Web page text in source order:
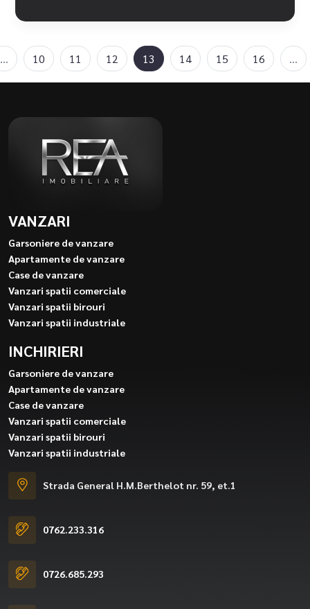
... 10 11 12 13 14 15 16 ...
VANZARI
Garsoniere de vanzare
Apartamente de vanzare
Case de vanzare
Vanzari spatii comerciale
Vanzari spatii birouri
Vanzari spatii industriale
INCHIRIERI
Garsoniere de vanzare
Apartamente de vanzare
Case de vanzare
Vanzari spatii comerciale
Vanzari spatii birouri
Vanzari spatii industriale
Strada General H.M.Berthelot nr. 59, et.1
0762.233.316
0726.685.293